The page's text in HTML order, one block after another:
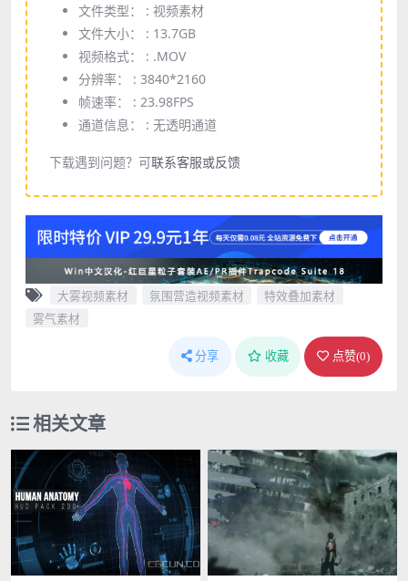
文件类型： : 视频素材
文件大小： : 13.7GB
视频格式： : .MOV
分辨率： : 3840*2160
帧速率： : 23.98FPS
通道信息： : 无透明通道
下载遇到问题？可联系客服或反馈
大雾视频素材 氛围营造视频素材
特效叠加素材
雾气素材
分享 收藏 点赞(0)
相关文章